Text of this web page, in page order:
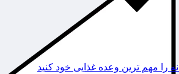
را مهم ترین وعده غذایی خود کنید